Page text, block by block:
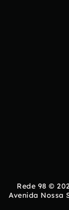
Rede 98 ©
Avenida Nossa